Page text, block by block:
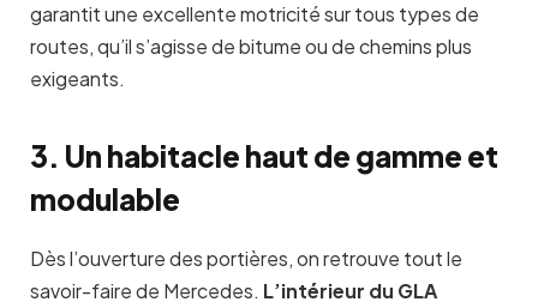
garantit une excellente motricité sur tous types de
routes, qu’il s’agisse de bitume ou de chemins plus
exigeants.
3. Un habitacle haut de gamme et
modulable
Dès l’ouverture des portières, on retrouve tout le
savoir-faire de Mercedes. L’intérieur du GLA